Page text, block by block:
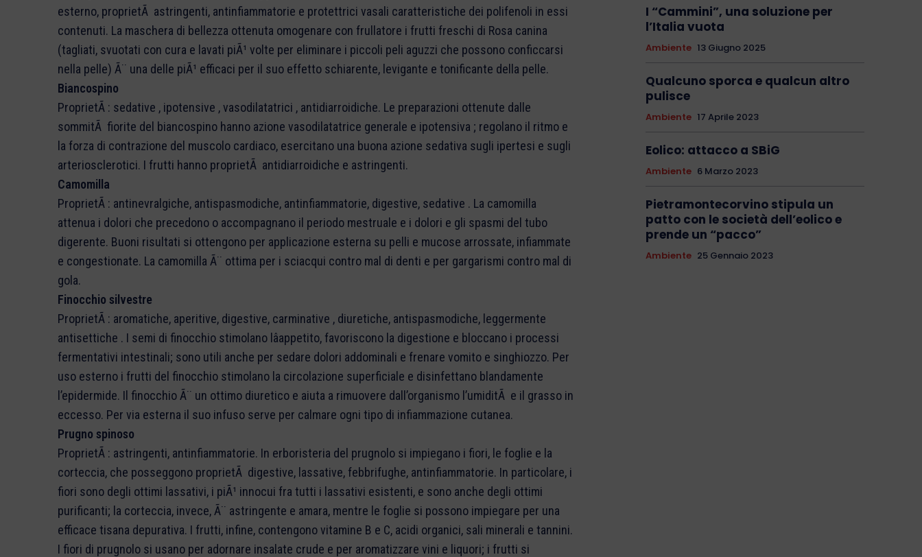
esterno, proprietÃ astringenti, antinfiammatorie e protettrici vasali caratteristiche dei polifenoli in essi
contenuti. La maschera di bellezza ottenuta omogenare con frullatore i frutti freschi di Rosa canina
(tagliati, svuotati con cura e lavati piÃ¹ volte per eliminare i piccoli peli aguzzi che possono conficcarsi
nella pelle) Ã¨ una delle piÃ¹ efficaci per il suo effetto schiarente, levigante e tonificante della pelle.
Biancospino
ProprietÃ : sedative , ipotensive , vasodilatatrici , antidiarroidiche. Le preparazioni ottenute dalle
sommitÃ fiorite del biancospino hanno azione vasodilatatrice generale e ipotensiva ; regolano il ritmo e
la forza di contrazione del muscolo cardiaco, esercitano una buona azione sedativa sugli ipertesi e sugli
arteriosclerotici. I frutti hanno proprietÃ antidiarroidiche e astringenti.
Camomilla
ProprietÃ : antinevralgiche, antispasmodiche, antinfiammatorie, digestive, sedative . La camomilla
attenua i dolori che precedono o accompagnano il periodo mestruale e i dolori e gli spasmi del tubo
digerente. Buoni risultati si ottengono per applicazione esterna su pelli e mucose arrossate, infiammate
e congestionate. La camomilla Ã¨ ottima per i sciacqui contro mal di denti e per gargarismi contro mal di
gola.
Finocchio silvestre
ProprietÃ : aromatiche, aperitive, digestive, carminative , diuretiche, antispasmodiche, leggermente
antisettiche . I semi di finocchio stimolano lâappetito, favoriscono la digestione e bloccano i processi
fermentativi intestinali; sono utili anche per sedare dolori addominali e frenare vomito e singhiozzo. Per
uso esterno i frutti del finocchio stimolano la circolazione superficiale e disinfettano blandamente
l’epidermide. Il finocchio Ã¨ un ottimo diuretico e aiuta a rimuovere dall’organismo l’umiditÃ e il grasso in
eccesso. Per via esterna il suo infuso serve per calmare ogni tipo di infiammazione cutanea.
Prugno spinoso
ProprietÃ : astringenti, antinfiammatorie. In erboristeria del prugnolo si impiegano i fiori, le foglie e la
corteccia, che posseggono proprietÃ digestive, lassative, febbrifughe, antinfiammatorie. In particolare, i
fiori sono degli ottimi lassativi, i piÃ¹ innocui fra tutti i lassativi esistenti, e sono anche degli ottimi
purificanti; la corteccia, invece, Ã¨ astringente e amara, mentre le foglie si possono impiegare per una
efficace tisana depurativa. I frutti, infine, contengono vitamine B e C, acidi organici, sali minerali e tannini.
I fiori di prugnolo si usano per adornare insalate crude e per aromatizzare vini e liquori; i frutti si
I “Cammini”, una soluzione per
l’Italia vuota
Ambiente 13 Giugno 2025
Qualcuno sporca e qualcun altro
pulisce
Ambiente 17 Aprile 2023
Eolico: attacco a SBiG
Ambiente 6 Marzo 2023
Pietramontecorvino stipula un
patto con le società dell’eolico e
prende un “pacco”
Ambiente 25 Gennaio 2023